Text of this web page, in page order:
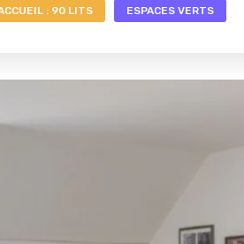
: 90 LITS ESPACES VERTS